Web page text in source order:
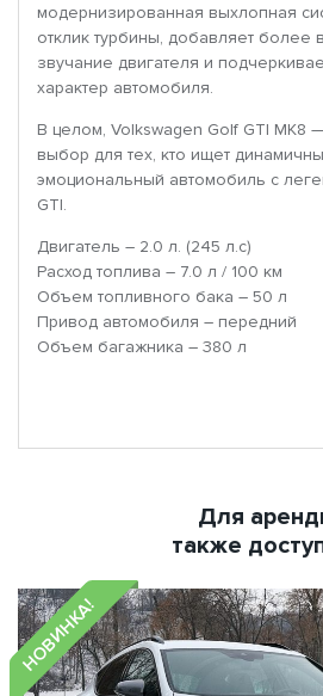
модернизированная выхлопная
отклик турбины, добавляет более
звучание двигателя и
характер автомобиля.
В целом, Volkswagen Golf GTI MK8
выбор для тех, кто ищет
эмоциональный автомобиль с
GTI.
Двигатель – 2.0 л. (245 л.с)
Расход топлива – 7.0 л / 100 км
Объем топливного бака – 50 л
Привод автомобиля – передний
Объем багажника – 380 л
Для
также
НОВИНКА!